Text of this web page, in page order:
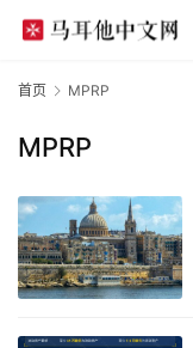
首页 MPRP
MPRP